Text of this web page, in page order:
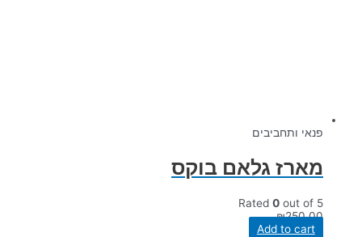
פנאי ותחביבים
מארז גלאם בוקס
Rated 0 out of 5
₪250.00
Add to cart